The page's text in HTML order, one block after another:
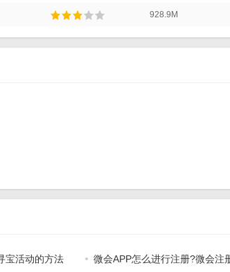
928.9M
宝活动的方法 微会APP怎么进行注册?微会注